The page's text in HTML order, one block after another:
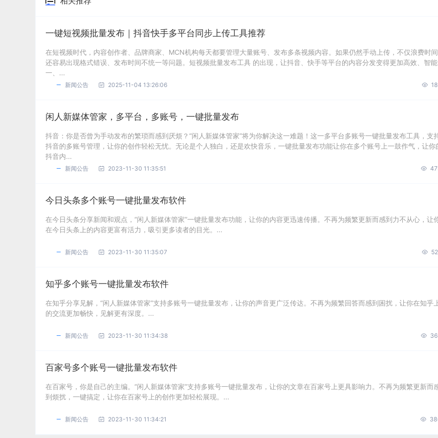
一键短视频批量发布｜抖音快手多平台同步上传工具推荐
在短视频时代，内容创作者、品牌商家、MCN机构每天都要管理大量账号、发布多条视频内容。如果仍然手动上传，不仅浪费时间
还容易出现格式错误、发布时间不统一等问题。短视频批量发布工具 的出现，让抖音、快手等平台的内容分发变得更加高效、智能
一、...
新闻公告 2025-11-04 13:26:06
闲人新媒体管家，多平台，多账号，一键批量发布
抖音：你是否曾为手动发布的繁琐而感到厌烦？“闲人新媒体管家”将为你解决这一难题！这一多平台多账号一键批量发布工具，支
抖音的多账号管理，让你的创作轻松无忧。无论是个人独白，还是欢快音乐，一键批量发布功能让你在多个账号上一鼓作气，让你
抖音内...
新闻公告 2023-11-30 11:35:51
今日头条多个账号一键批量发布软件
在今日头条分享新闻和观点，“闲人新媒体管家”一键批量发布功能，让你的内容更迅速传播。不再为频繁更新而感到力不从心，让
在今日头条上的内容更富有活力，吸引更多读者的目光。...
新闻公告 2023-11-30 11:35:07
知乎多个账号一键批量发布软件
在知乎分享见解，“闲人新媒体管家”支持多账号一键批量发布，让你的声音更广泛传达。不再为频繁回答而感到困扰，让你在知乎
的交流更加畅快，见解更有深度。...
新闻公告 2023-11-30 11:34:38
百家号多个账号一键批量发布软件
在百家号，你是自己的主编。“闲人新媒体管家”支持多账号一键批量发布，让你的文章在百家号上更具影响力。不再为频繁更新而
到烦扰，一键搞定，让你在百家号上的创作更加轻松展现。...
新闻公告 2023-11-30 11:34:21